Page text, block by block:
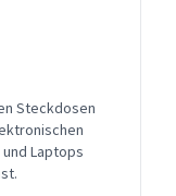
Steckdosen
Laptops